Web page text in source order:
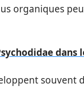
organiques
souvent